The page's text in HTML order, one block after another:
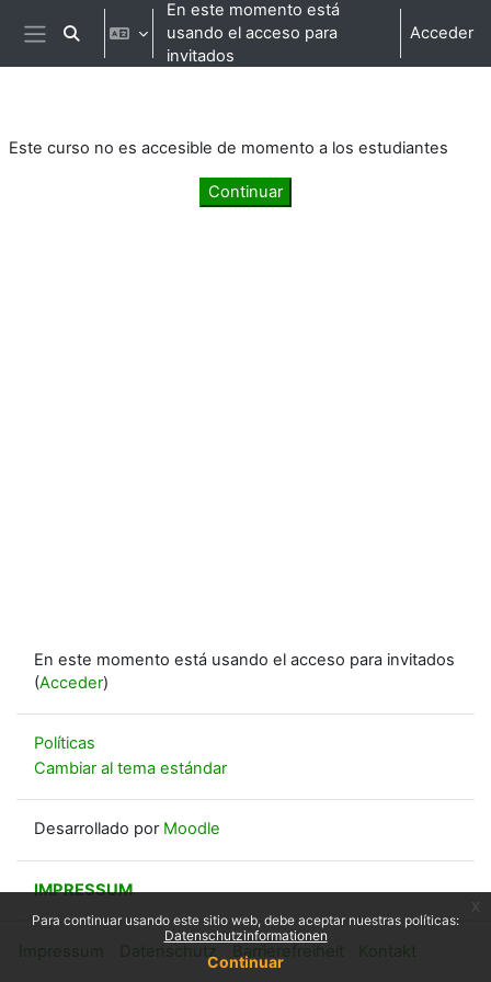
Salta al contenido principal
Para continuar usando este sitio web, debe aceptar nuestras políticas:
Datenschutzinformationen
Continuar
Panel lateral
Selector de búsqueda de entrada
En este momento está
usando el acceso para
invitados
Acceder
Este curso no es accesible de momento a los estudiantes
Continuar
En este momento está usando el acceso para invitados
(Acceder)
Políticas
Cambiar al tema estándar
Desarrollado por Moodle
IMPRESSUM
Impressum Datenschutz Barrierefreiheit Kontakt